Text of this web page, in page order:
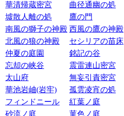
華清帰蔵密宮
曲径通幽の処
墟散人離の処
鷹の門
南風の獅子の神殿 西風の鷹の神殿
北風の狼の神殿
セシリアの苗床
仲夏の庭園
銘記の谷
忘却の峡谷
震雷連山密宮
太山府
無妄引責密宮
華池岩岫(岩牢)
孤雲凌宵の処
フィンドニール
紅葉ノ庭
砂流ノ庭
菫色ノ庭